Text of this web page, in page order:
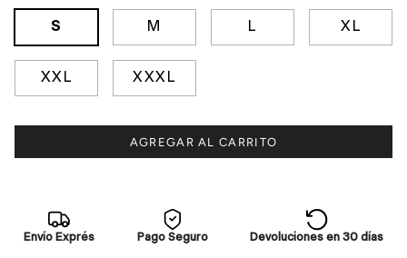
S M L XL
XXL XXXL
AGREGAR AL CARRITO
Envío Exprés Pago Seguro Devoluciones en 30 días